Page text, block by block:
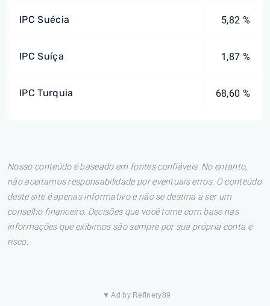
IPC Suécia 5,82 %
IPC Suíça 1,87 %
IPC Turquia 68,60 %
Nosso conteúdo é baseado em fontes confiáveis. No entanto,
não aceitamos responsabilidade por eventuais erros. O conteúdo
deste site é apenas informativo e não se destina a ser um
conselho financeiro. Decisões que você tome com base nas
informações que exibimos são sempre por sua própria conta e
risco.
▼ Ad by Refinery89